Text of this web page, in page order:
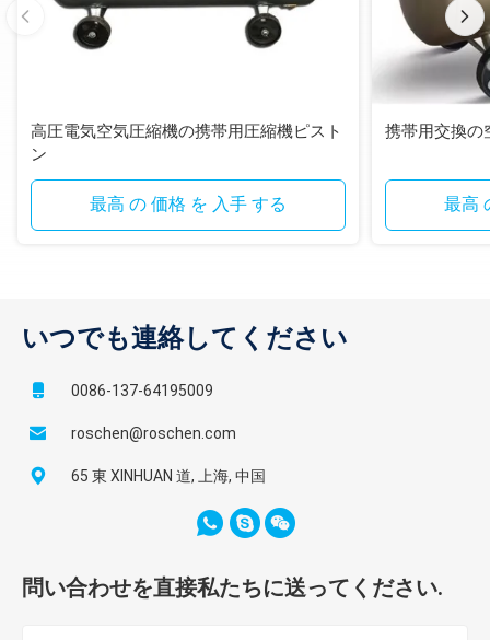
高圧電気空気圧縮機の携帯用圧縮機ピスト
ン
最高 の 価格 を 入手 する
携帯用交換の
最高
いつでも連絡してください
0086-137-64195009
roschen@roschen.com
65 東 XINHUAN 道, 上海, 中国
問い合わせを直接私たちに送ってください.